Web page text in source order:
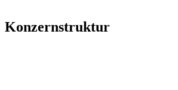
Konzernstruktur